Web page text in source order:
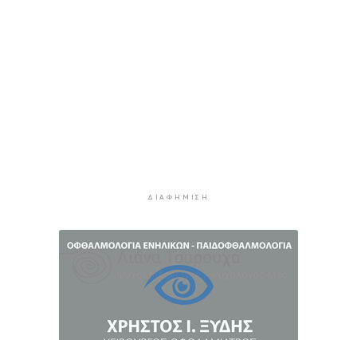
ΔΙΑΦΉΜΙΣΗ